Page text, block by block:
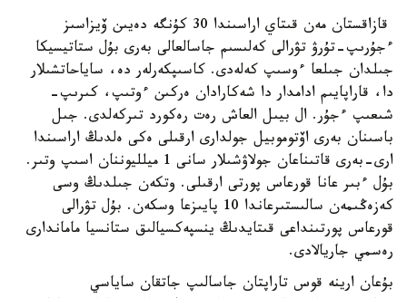
قازاقستان مەن قىتاي اراسىندا 30 كۇنگە دەيىن ۆيزاسىز
ءجۇرىپ-تۇرۋ تۋرالى كەلىسىم جاسالعالى بەرى بۇل ستاتيسيكا
جىلدان جىلعا ءوسىپ كەلەدى. كاسىپكەرلەر دە، ساياحاتشىلار
دا، قاراپايىم ادامدار دا شەكارادان ەركىن ءوتىپ، كىرىپ-
شىعىپ ءجۇر. ال بيىل العاش رەت رەكورد تىركەلدى. جىل
باسىنان بەرى اۆتوموبيل جولدارى ارقىلى ەكى ەلدىڭ اراسىندا
ارى-بەرى قاتىناعان جولاۋشىلار سانى 1 ميلليوننان اسىپ وتىر.
بۇل ءبىر عانا قورعاس پورتى ارقىلى. وتكەن جىلدىڭ وسى
كەزەڭىمەن سالىستىرعاندا 10 پايىزعا وسكەن. بۇل تۋرالى
قورعاس پورتىنداعى قىتايدىڭ ينسپەكسيالىق ستانسيا ماماندارى
رەسمي جاريالادى.
بۇعان ارينە قوس تاراپتان جاسالىپ جاتقان ساياسي